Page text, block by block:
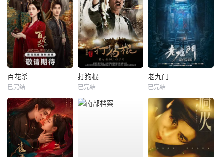
百花杀
已完结
打狗棍
已完结
老九门
已完结